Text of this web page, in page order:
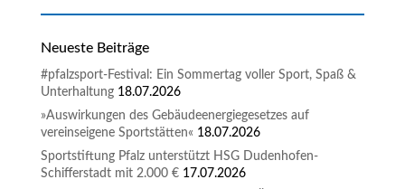
Neueste Beiträge
#pfalzsport-Festival: Ein Sommertag voller Sport, Spaß &
Unterhaltung 18.07.2026
»Auswirkungen des Gebäudeenergiegesetzes auf
vereinseigene Sportstätten« 18.07.2026
Sportstiftung Pfalz unterstützt HSG Dudenhofen-
Schifferstadt mit 2.000 € 17.07.2026